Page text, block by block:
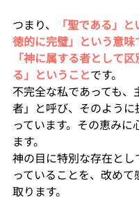
つまり、
「聖である」
徳的に完璧」という意味
「神に属する者として
る」ということです。
不完全な私であっても、
者」と呼び、そのように
っています。その恵みに
ます。
神の目に特別な存在とし
っていることを、改めて
取ります。